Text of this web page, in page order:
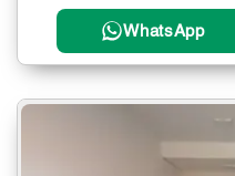
WhatsApp